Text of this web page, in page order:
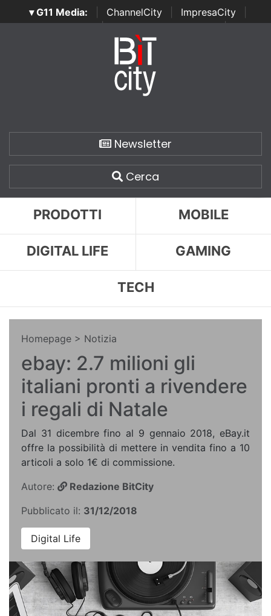
▾ G11 Media: ChannelCity ImpresaCity
SecurityOpenLab | Italian Channel Awards | Italian
Italian Security Awards
Newsletter
Cerca
PRODOTTI MOBILE
DIGITAL LIFE GAMING
TECH
Homepage > Notizia
ebay: 2.7 milioni gli
italiani pronti a rivendere
i regali di Natale
Dal 31 dicembre fino al 9 gennaio 2018, eBay.it
offre la possibilità di mettere in vendita fino a 10
articoli a solo 1€ di commissione.
Autore:
Redazione BitCity
Pubblicato il: 31/12/2018
Digital Life